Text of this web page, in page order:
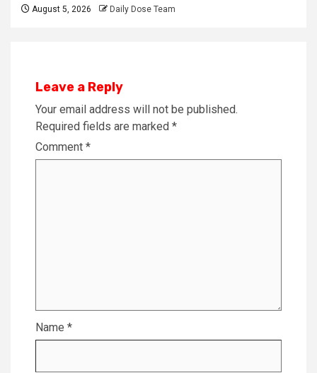
August 5, 2026 Daily Dose Team
Leave a Reply
Your email address will not be published.
Required fields are marked *
Comment *
Name *